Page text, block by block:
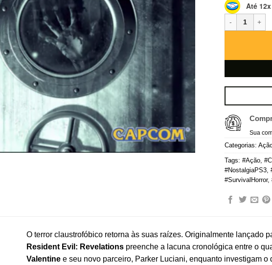
Até
Resident Evil:
Sua
Categorias:
Tags: #Ação
#NostalgiaPS3
#SurvivalHorror,
O terror claustrofóbico retorna às suas raízes. Originalmente lançado
Resident Evil: Revelations preenche a lacuna cronológica entre o
Valentine e seu novo parceiro, Parker Luciani, enquanto investigam